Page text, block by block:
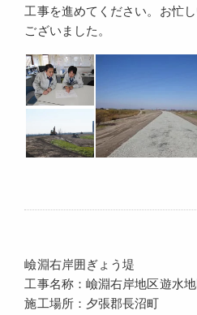
工事を進めてください。お忙
ございました。
嶮淵右岸囲ぎょう堤
工事名称：嶮淵右岸地区遊水
施工場所：夕張郡長沼町